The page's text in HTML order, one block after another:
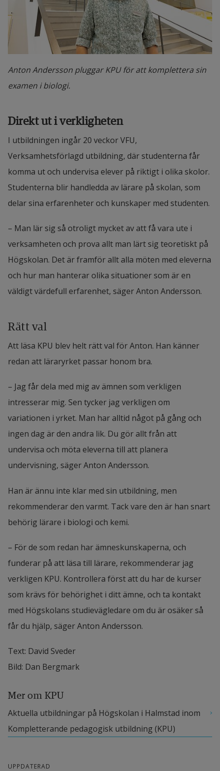
Anton Andersson pluggar KPU för att komplettera sin
examen i biologi.
Direkt ut i verkligheten
I utbildningen ingår 20 veckor VFU,
Verksamhetsförlagd utbildning, där studenterna får
komma ut och undervisa elever på riktigt i olika skolor.
Studenterna blir handledda av lärare på skolan, som
delar sina erfarenheter och kunskaper med studenten.
– Man lär sig så otroligt mycket av att få vara ute i
verksamheten och prova allt man lärt sig teoretiskt på
Högskolan. Det är framför allt alla möten med eleverna
och hur man hanterar olika situationer som är en
väldigt värdefull erfarenhet, säger Anton Andersson.
Rätt val
Att läsa KPU blev helt rätt val för Anton. Han känner
redan att läraryrket passar honom bra.
– Jag får dela med mig av ämnen som verkligen
intresserar mig. Sen tycker jag verkligen om
variationen i yrket. Man har alltid något på gång och
ingen dag är den andra lik. Du gör allt från att
undervisa och möta eleverna till att planera
undervisning, säger Anton Andersson.
Han är ännu inte klar med sin utbildning, men
rekommenderar den varmt. Tack vare den är han snart
behörig lärare i biologi och kemi.
– För de som redan har ämneskunskaperna, och
funderar på att läsa till lärare, rekommenderar jag
verkligen KPU. Kontrollera först att du har de kurser
som krävs för behörighet i ditt ämne, och ta kontakt
med Högskolans studievägledare om du är osäker så
får du hjälp, säger Anton Andersson.
Text: David Sveder
Bild: Dan Bergmark
Mer om KPU
Aktuella utbildningar på Högskolan i Halmstad inom
Kompletterande pedagogisk utbildning (KPU)
UPPDATERAD